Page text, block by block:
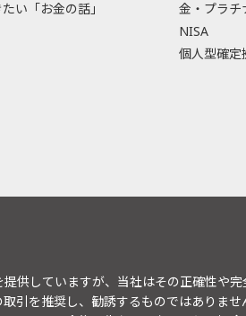
い「お金の話」
金・プラチ
NISA
個人型確定
供していますが、当社はその正確性や
を推奨し、勧誘するものではありませ